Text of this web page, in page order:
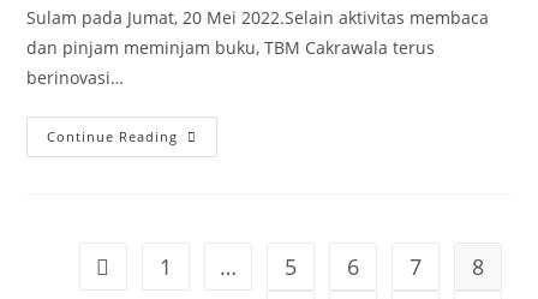
Sulam pada Jumat, 20 Mei 2022.Selain aktivitas membaca
dan pinjam meminjam buku, TBM Cakrawala terus
berinovasi…
Continue Reading
Sulam
Go to the previous page
1 … 5 6 7
8